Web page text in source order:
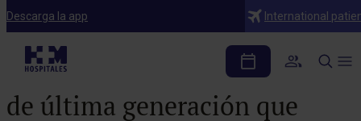
Descarga la app International
Notas de prensa
HM Hospitales adquiere
un nuevo TAC de 160 cortes
de última generación que